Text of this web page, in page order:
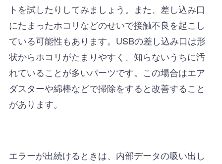
トを試したりしてみましょう。また、差し込み口
にたまったホコリなどのせいで接触不良を起こし
ている可能性もあります。USBの差し込み口は形
状からホコリがたまりやすく、知らないうちに汚
れていることが多いパーツです。この場合はエア
ダスターや綿棒などで掃除をすると改善すること
があります。
エラーが出続けるときは、内部データの吸い出し